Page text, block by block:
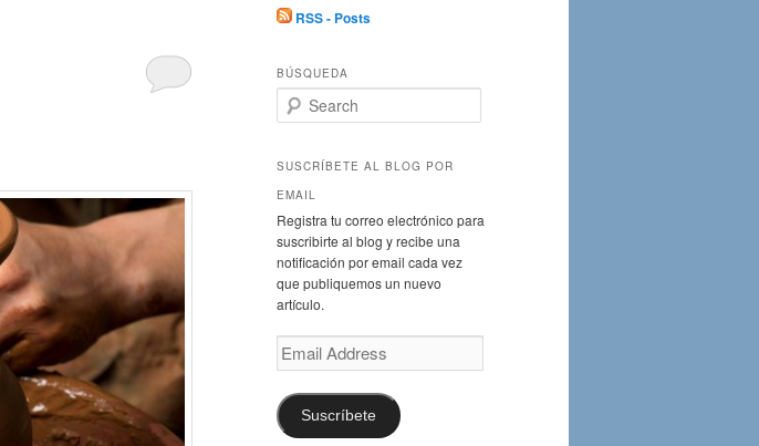
RSS - Posts
BÚSQUEDA
e
r
h
SUSCRÍBETE AL BLOG POR
EMAIL
Registra tu correo electrónico para
suscribirte al blog y recibe una
notificación por email cada vez
que publiquemos un nuevo
artículo.
Email
Address
Suscríbete